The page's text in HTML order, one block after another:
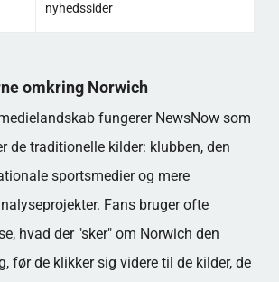
nyhedssider
omkring Norwich
fungerer NewsNow som
de traditionelle kilder: klubben, den
sportsmedier og mere
Fans bruger ofte
hvad der "sker" om Norwich den
før de klikker sig videre til de kilder, de